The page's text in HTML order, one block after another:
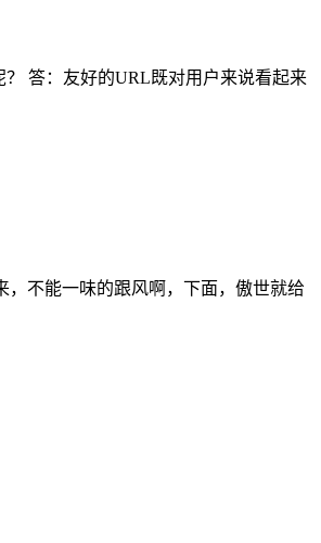
答：友好的URL既对用户来说看起来
，不能一味的跟风啊，下面，傲世就给